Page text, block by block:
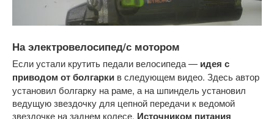
На электровелосипед/с мотором
Если устали крутить педали велосипеда — идея с
приводом от болгарки в следующем видео. Здесь автор
установил болгарку на раме, а на шпиндель установил
ведущую звездочку для цепной передачи к ведомой
звездочке на заднем колесе. Источником питания